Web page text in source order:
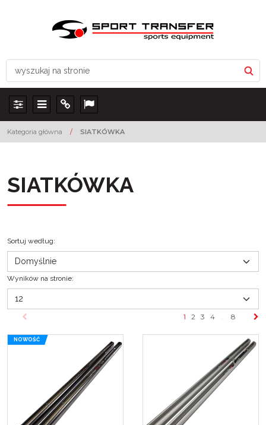
Panel Menu Info Lang
Kategoria główna / SIATKÓWKA
SIATKÓWKA
Sortuj według:
Wyników na stronie:
1 2 3 4 8
NOWOŚĆ